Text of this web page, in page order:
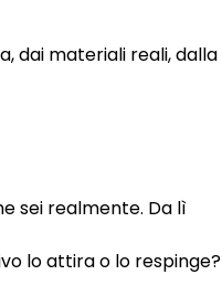
dai materiali reali, dalla
sei realmente. Da lì
lo attira o lo respinge?